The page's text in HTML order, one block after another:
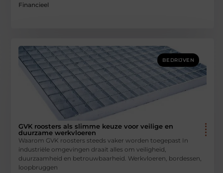
Financieel
BEDRIJVEN
GVK roosters als slimme keuze voor veilige en
duurzame werkvloeren
Waarom GVK roosters steeds vaker worden toegepast In
industriële omgevingen draait alles om veiligheid,
duurzaamheid en betrouwbaarheid. Werkvloeren, bordessen,
loopbruggen